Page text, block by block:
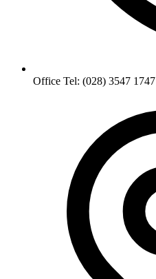
Office Tel: (028) 3547 1747